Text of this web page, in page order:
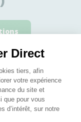
Direct
tiers, afin
votre expérience
du site et
que pour vous
d’intérêt, sur notre
vous